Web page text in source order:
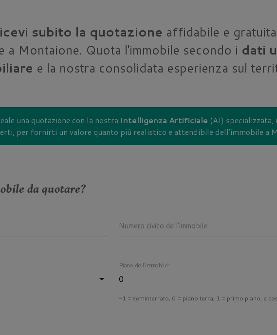
subito la quotazione affidabile e
a Montaione. Quota l'immobile secondo i dati
e la nostra consolidata esperienza sul
una quotazione con la nostra Intelligenza Artificiale (AI) specializzata,
per fornirti un valore quanto più realistico e attendibile dell'immobile a
da quotare?
Numero civico dell'immobile:
Piano dell'immobile:
-1 = seminterrato, 0 = piano terra, 1 = primo piano, e